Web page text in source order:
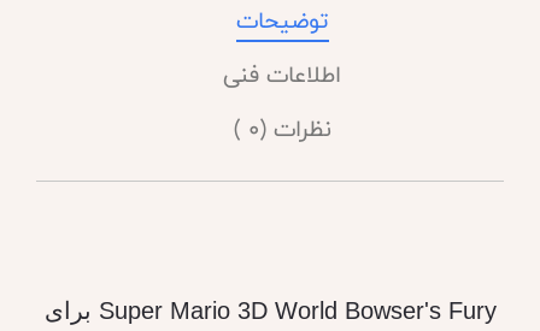
توضیحات
اطلاعات فنی
نظرات (0 )
Super Mario 3D World Bowser's Fury برای